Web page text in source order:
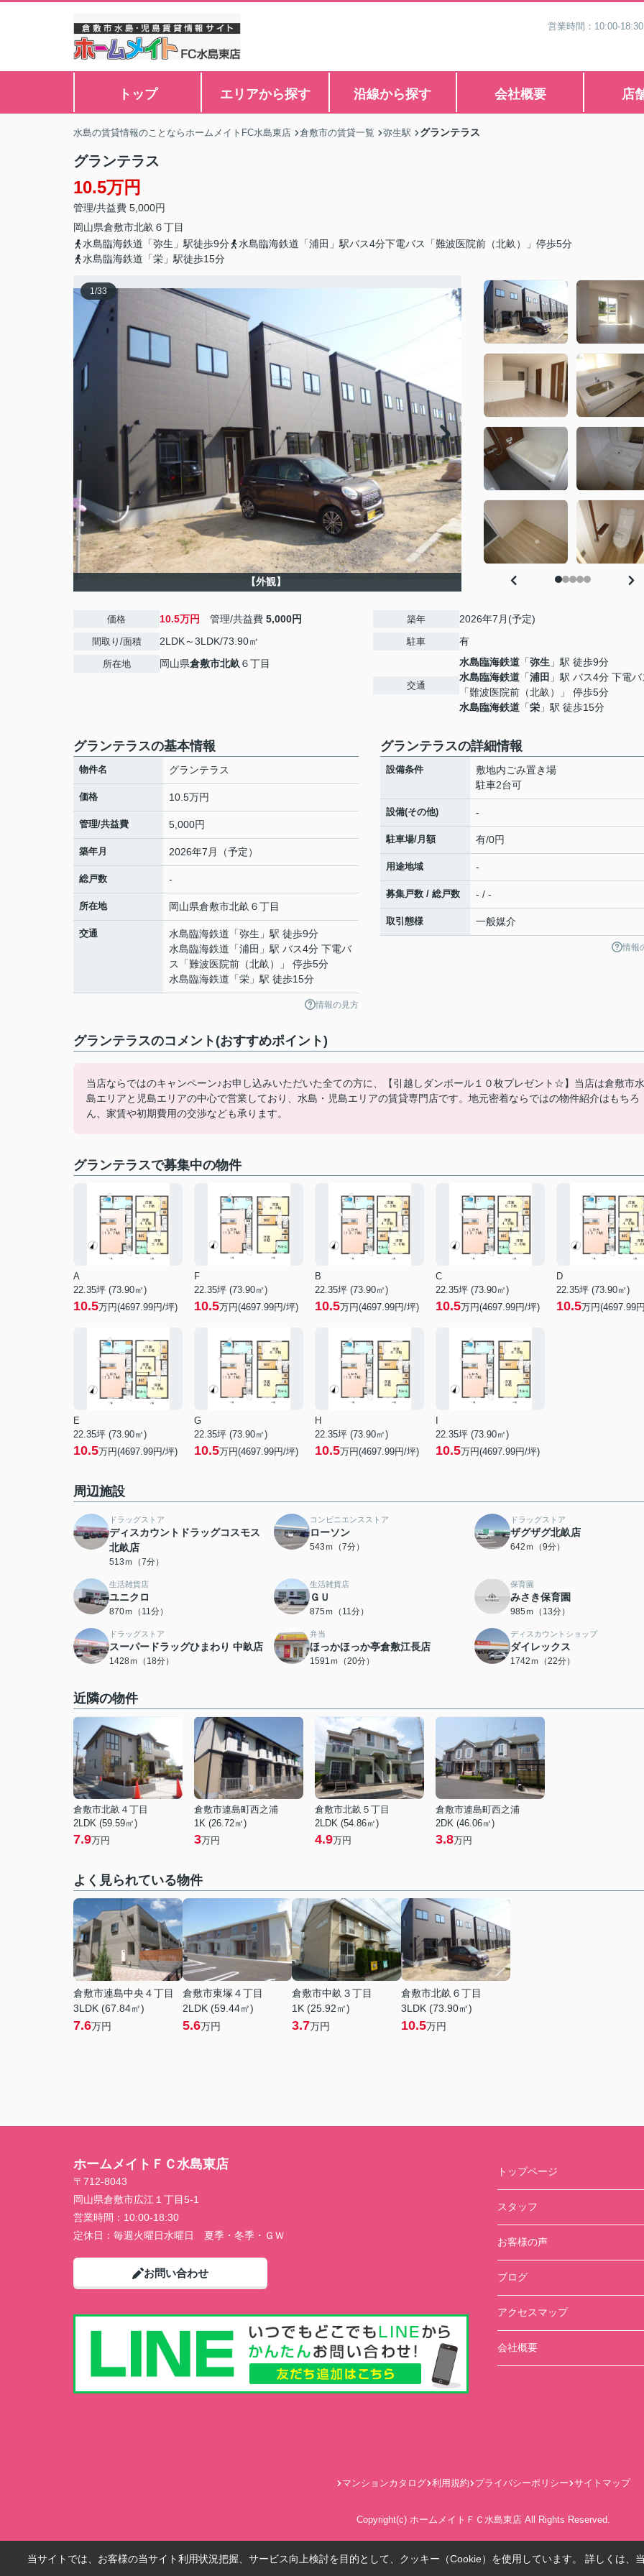
営業時間：10:00-
トップ エリアから探す 沿線から探す 会社概要 店
水島の賃貸情報のことならホームメイトFC水島東店 倉敷市の賃貸一覧 弥生駅 グランテラス
グランテラス
10.5万円
管理/共益費 5,000円
岡山県倉敷市北畝 ６丁目
水島臨海鉄道「弥生」駅徒歩9分
水島臨海鉄道「浦田」駅バス4分下電バス「難波医院前（北畝）」停歩5分
水島臨海鉄道「栄」駅徒歩15分
1/33
【外観】
価格 10.5万円 管理/共益費 5,000円
間取り/面積 2LDK～3LDK/73.90㎡
所在地 岡山県倉敷市北畝 ６丁目
築年 2026年7月(予定)
駐車 有
交通
水島臨海鉄道 「弥生 」駅 徒歩9分
水島臨海鉄道 「浦田 」駅 バス4分 下電バ
「難波医院前（北畝）」 停歩5分
水島臨海鉄道 「栄 」駅 徒歩15分
グランテラスの基本情報
物件名 グランテラス
価格 10.5万円
管理/共益費 5,000円
築年月 2026年7月（予定）
総戸数 -
所在地 岡山県倉敷市北畝 ６丁目
交通 水島臨海鉄道 「弥生 」駅 徒歩9分
水島臨海鉄道 「浦田 」駅 バス4分 下電バ
ス「難波医院前（北畝）」 停歩5分
水島臨海鉄道 「栄 」駅 徒歩15分
情報の見方
グランテラスの詳細情報
設備条件
敷地内ごみ置き場
駐車2台可
設備(その他) -
駐車場/月額 有/0円
用途地域 -
募集戸数 / 総戸数 - / -
取引態様 一般媒介
情報
グランテラスのコメント(おすすめポイント)
当店ならではのキャンペーン♪お申し込みいただいた全ての方に、【引越しダンボール１０枚プレゼント☆】当店は倉敷市水
島エリアと児島エリアの中心で営業しており、水島・児島エリアの賃貸専門店です。地元密着ならではの物件紹介はもちろ
ん、家賃や初期費用の交渉なども承ります。
グランテラスで募集中の物件
A
22.35坪 (73.90㎡)
10.5万円(4697.99円/坪)
F
22.35坪 (73.90㎡)
10.5万円(4697.99円/坪)
B
22.35坪 (73.90㎡)
10.5万円(4697.99円/坪)
C
22.35坪 (73.90㎡)
10.5万円(4697.99円/坪)
D
22.35坪 (73.90㎡)
10.5万円(4697.99
E
22.35坪 (73.90㎡)
10.5万円(4697.99円/坪)
G
22.35坪 (73.90㎡)
10.5万円(4697.99円/坪)
H
22.35坪 (73.90㎡)
10.5万円(4697.99円/坪)
22.35坪 (73.90㎡)
10.5万円(4697.99円/坪)
周辺施設
ドラッグストア
ディスカウントドラッグコスモス
北畝店
513ｍ（7分）
コンビニエンスストア
ローソン
543ｍ（7分）
ドラッグストア
ザグザグ北畝店
642ｍ（9分）
生活雑貨店
ユニクロ
870ｍ（11分）
生活雑貨店
ＧＵ
875ｍ（11分）
保育園
みさき保育園
985ｍ（13分）
ドラッグストア
スーパードラッグひまわり 中畝店
1428ｍ（18分）
弁当
ほっかほっか亭倉敷江長店
1591ｍ（20分）
ディスカウントショップ
ダイレックス
1742ｍ（22分）
近隣の物件
倉敷市北畝４丁目
2LDK (59.59㎡)
7.9万円
倉敷市連島町西之浦
1K (26.72㎡)
3万円
倉敷市北畝５丁目
2LDK (54.86㎡)
4.9万円
倉敷市連島町西之浦
2DK (46.06㎡)
3.8万円
よく見られている物件
倉敷市連島中央４丁目
3LDK (67.84㎡)
7.6万円
倉敷市東塚４丁目
2LDK (59.44㎡)
5.6万円
倉敷市中畝３丁目
1K (25.92㎡)
3.7万円
倉敷市北畝６丁目
3LDK (73.90㎡)
10.5万円
ホームメイトＦＣ水島東店
〒712-8043
岡山県倉敷市広江１丁目5-1
営業時間： 10:00-18:30
定休日： 毎週火曜日水曜日 夏季・冬季・ＧＷ
お問い合わせ
トップページ
スタッフ
お客様の声
ブログ
アクセスマップ
会社概要
マンションカタログ 利用規約 プライバシーポリシー サイトマップ
Copyright(c) ホームメイトＦＣ水島東店 All Rights Reserved.
当サイトでは、お客様の当サイト利用状況把握、サービス向上検討を目的として、クッキー（Cookie）を使用しています。 詳しくは、